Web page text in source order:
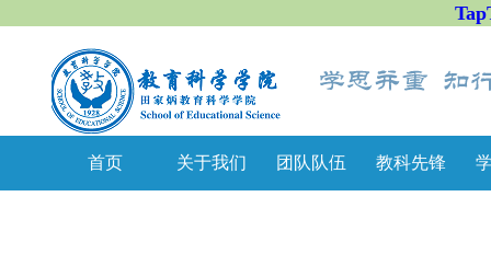
首页 关于我们 团队队伍 教科先锋